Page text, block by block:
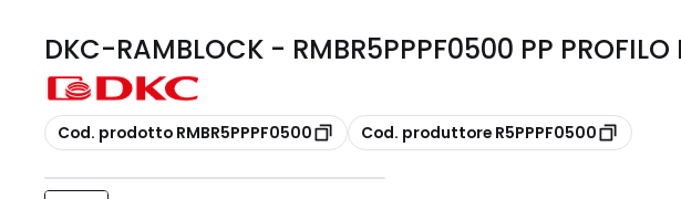
DKC-RAMBLOCK - RMBR5PPPF0500 PP PROFILO
copia
Cod. prodotto RMBR5PPPF0500 copia
Cod. produttore R5PPPF0500